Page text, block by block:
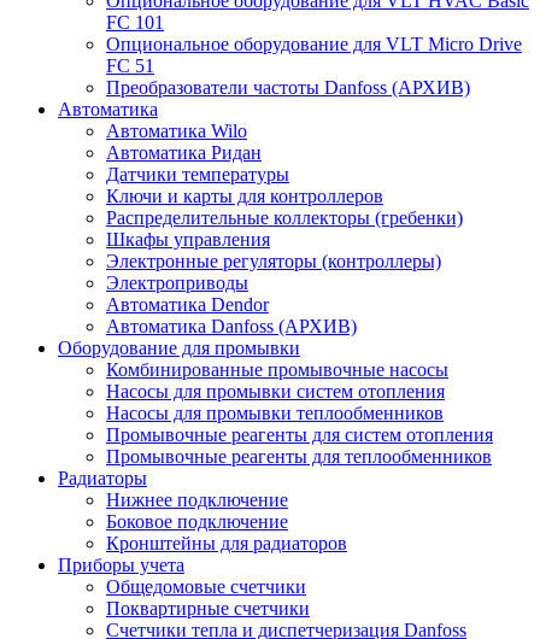
FC 101
Опциональное оборудование для VLT Micro Drive
FC 51
Преобразователи частоты Danfoss (АРХИВ)
Автоматика
Автоматика Wilo
Автоматика Ридан
Датчики температуры
Ключи и карты для контроллеров
Распределительные коллекторы (гребенки)
Шкафы управления
Электронные регуляторы (контроллеры)
Электроприводы
Автоматика Dendor
Автоматика Danfoss (АРХИВ)
Оборудование для промывки
Комбинированные промывочные насосы
Насосы для промывки систем отопления
Насосы для промывки теплообменников
Промывочные реагенты для систем отопления
Промывочные реагенты для теплообменников
Радиаторы
Нижнее подключение
Боковое подключение
Кронштейны для радиаторов
Приборы учета
Общедомовые счетчики
Поквартирные счетчики
Счетчики тепла и диспетчеризация Danfoss